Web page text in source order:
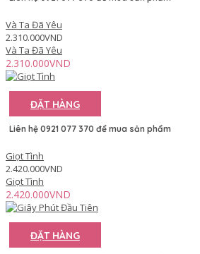
Và Ta Đã Yêu
2.310.000VND
Và Ta Đã Yêu
2.310.000VND
ĐẶT HÀNG
Liên hệ 0921 077 370 để mua sản phẩm
Giọt Tình
2.420.000VND
Giọt Tình
2.420.000VND
ĐẶT HÀNG